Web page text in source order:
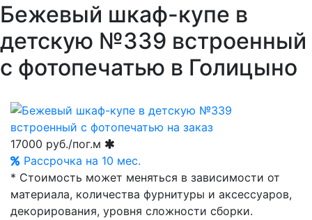
Бежевый шкаф-купе в
детскую №339 встроенный
с фотопечатью в Голицыно
17000 руб./пог.м
Рассрочка на 10 мес.
* Стоимость может меняться в зависимости от
материала, количества фурнитуры и аксессуаров,
декорирования, уровня сложности сборки.